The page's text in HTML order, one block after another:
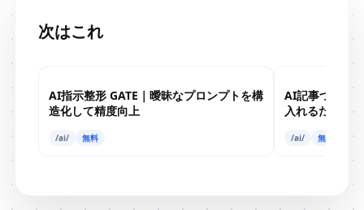
次はこれ
AI指示整形 GATE｜曖昧なプロンプトを構
造化して精度向上
/ai/ 無料
AI記事づくり
入れるだけで
/ai/ 無料